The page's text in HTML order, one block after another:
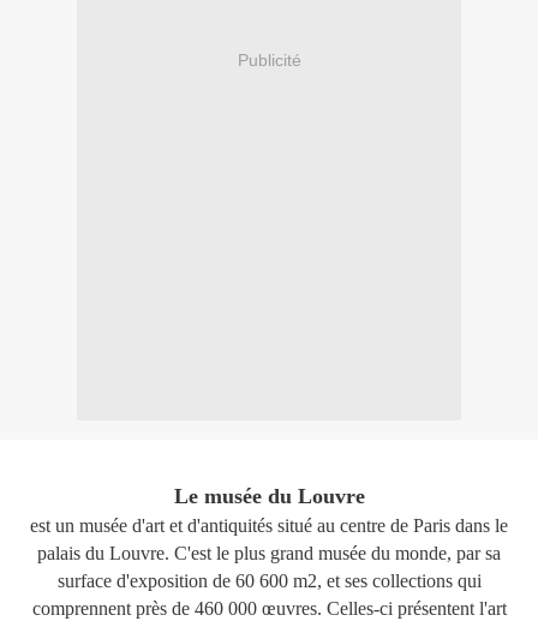
Publicité
Le musée du Louvre
est un musée d'art et d'antiquités situé au centre de Paris dans le
palais du Louvre. C'est le plus grand musée du monde, par sa
surface d'exposition de 60 600 m2, et ses collections qui
comprennent près de 460 000 œuvres. Celles-ci présentent l'art